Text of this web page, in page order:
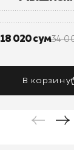
18 020 сум34
В корзину